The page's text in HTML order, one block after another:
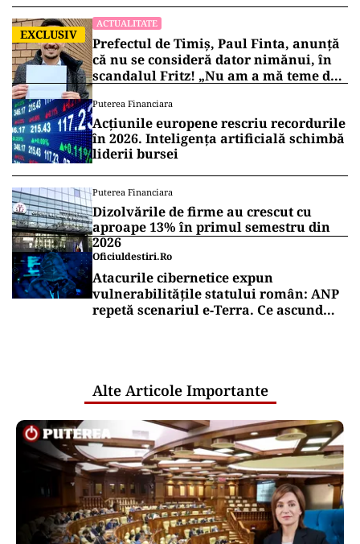
EXCLUSIV
ACTUALITATE
Prefectul de Timiș, Paul Finta, anunță
că nu se consideră dator nimănui, în
scandalul Fritz! „Nu am a mă teme de
Puterea Financiara
Acțiunile europene rescriu recordurile
în 2026. Inteligența artificială schimbă
liderii bursei
Puterea Financiara
Dizolvările de firme au crescut cu
aproape 13% în primul semestru din
2026
Oficiuldestiri.ro
Atacurile cibernetice expun
vulnerabilitățile statului român: ANP
repetă scenariul e‑Terra. Ce ascund
Alte Articole Importante